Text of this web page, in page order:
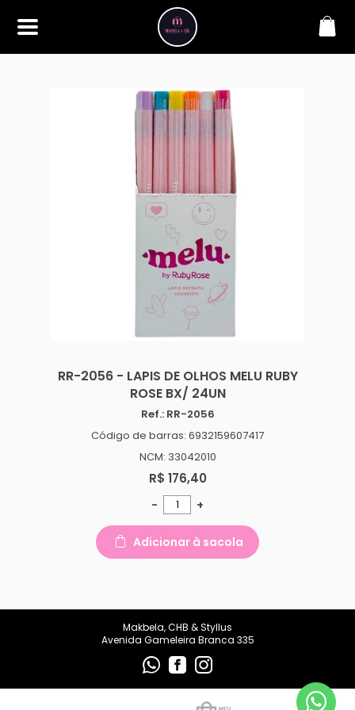
Bem-vindo à Makbela, CHB &
Styllus, sua fonte confiável de
maquiagens e acessórios de
apaixonados por realçar a
beleza de nossos clientes,
oferecendo uma ampla gama
de produtos que inspiram
confiança e criatividade. Desde
os últimos lançamentos em
maquiagem até os acessórios
mais elegantes, estamos aqui
visual dos sonhos. Explore nossa
seleção cuidadosamente
selecionada e descubra como a
beleza se torna uma expressão
makbelachb@gmail.com
RR-2056 - LAPIS DE OLHOS MELU RUBY
ROSE BX/ 24UN
Ref.: RR-2056
Código de barras: 6932159607417
NCM: 33042010
R$ 176,40
- +
Adicionar à sacola
Makbela, CHB & Styllus
Avenida Gameleira Branca 335